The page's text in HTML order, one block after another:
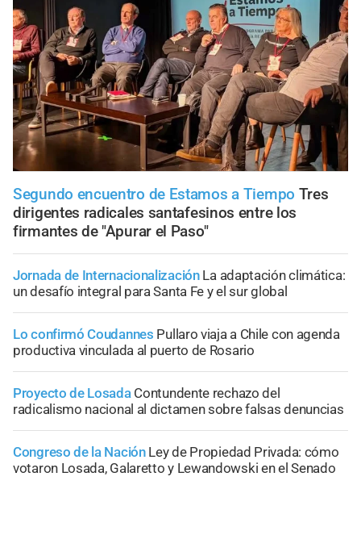
Segundo encuentro de Estamos a Tiempo Tres
dirigentes radicales santafesinos entre los
firmantes de "Apurar el Paso"
Jornada de Internacionalización La adaptación climática:
un desafío integral para Santa Fe y el sur global
Lo confirmó Coudannes Pullaro viaja a Chile con agenda
productiva vinculada al puerto de Rosario
Proyecto de Losada Contundente rechazo del
radicalismo nacional al dictamen sobre falsas denuncias
Congreso de la Nación Ley de Propiedad Privada: cómo
votaron Losada, Galaretto y Lewandowski en el Senado